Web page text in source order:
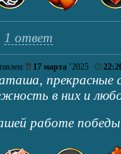
1 ответ
17 марта ’2025
прекрасные
в них и
работе